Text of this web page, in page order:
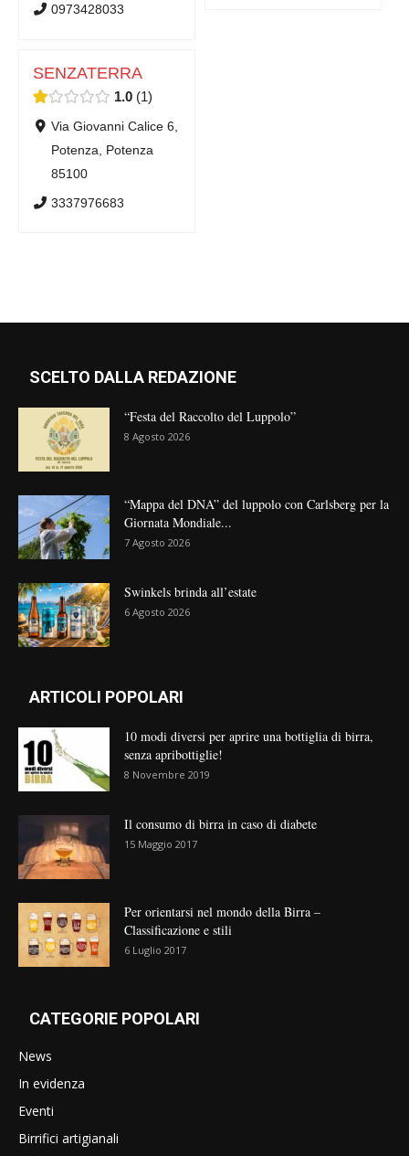
0973428033
SENZATERRA
1.0 1
Via Giovanni Calice 6,
Potenza, Potenza
85100
3337976683
SCELTO DALLA REDAZIONE
“Festa del Raccolto del Luppolo”
8 Agosto 2026
“Mappa del DNA” del luppolo con Carlsberg per la
Giornata Mondiale...
7 Agosto 2026
Swinkels brinda all’estate
6 Agosto 2026
ARTICOLI POPOLARI
10 modi diversi per aprire una bottiglia di birra,
senza apribottiglie!
8 Novembre 2019
Il consumo di birra in caso di diabete
15 Maggio 2017
Per orientarsi nel mondo della Birra –
Classificazione e stili
6 Luglio 2017
CATEGORIE POPOLARI
News
In evidenza
Eventi
Birrifici artigianali